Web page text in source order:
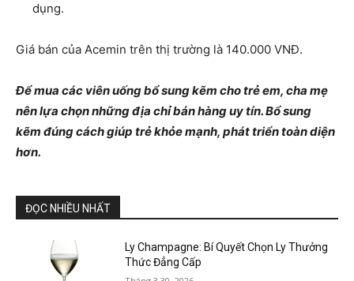
dụng.
Giá bán của Acemin trên thị trường là 140.000 VNĐ.
Để mua các viên uống bổ sung kẽm cho trẻ em, cha mẹ
nên lựa chọn những địa chỉ bán hàng uy tín. Bổ sung
kẽm đúng cách giúp trẻ khỏe mạnh, phát triển toàn diện
hơn.
ĐỌC NHIỀU NHẤT
Ly Champagne: Bí Quyết Chọn Ly Thưởng
Thức Đẳng Cấp